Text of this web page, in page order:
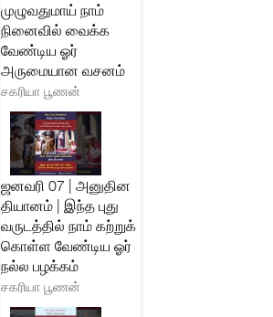
முழுவதுமாய் நாம்
நினைவில் வைக்க
வேண்டிய ஓர்
அருமையான வசனம்
சகரியா பூணன்
ஜனவரி 07 | அனுதின
தியானம் | இந்த புது
வருடத்தில் நாம் கற்றுக்
கொள்ள வேண்டிய ஓர்
நல்ல பழக்கம்
சகரியா பூணன்